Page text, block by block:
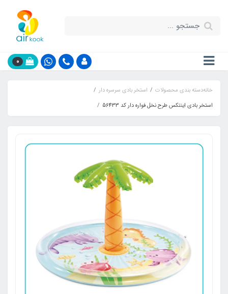
0
خانهدسته بندی محصولات
استخر بادی سرسره دار
استخر بادی اینتکس طرح نخل فواره دار کد 56433